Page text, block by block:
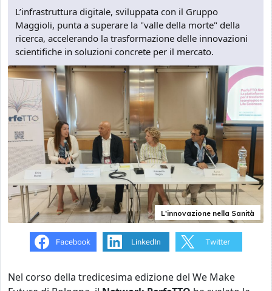
L’infrastruttura digitale, sviluppata con il Gruppo
Maggioli, punta a superare la "valle della morte" della
ricerca, accelerando la trasformazione delle innovazioni
scientifiche in soluzioni concrete per il mercato.
L'innovazione nella Sanità
Nel corso della tredicesima edizione del We Make